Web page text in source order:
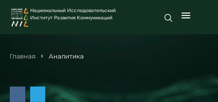
Национальный Исследовательский
Институт Развития Коммуникаций
Главная Аналитика